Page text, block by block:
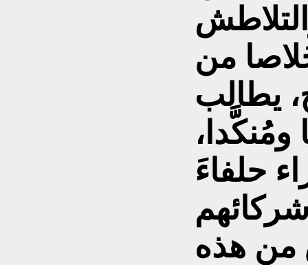
من
يطالب
حلفاءَ
من هذه